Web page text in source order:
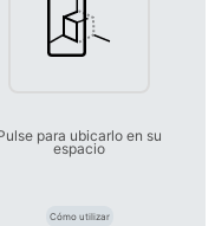
para ubicarlo en su
espacio
Cómo utilizar